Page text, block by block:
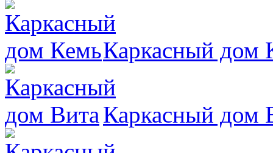
Каркасный дом
Каркасный дом